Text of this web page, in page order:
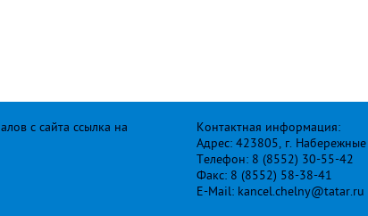
с сайта ссылка на
Контактная информация:
Адрес: 423805, г.
Телефон: 8 (8552) 30-55-42
Факс: 8 (8552) 58-38-41
E-Mail: kancel.chelny@tatar.ru